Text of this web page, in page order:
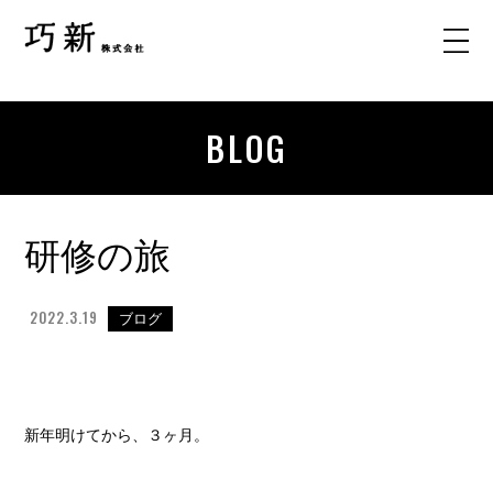
BLOG
研修の旅
2022.3.19 ブログ
新年明けてから、３ヶ月。